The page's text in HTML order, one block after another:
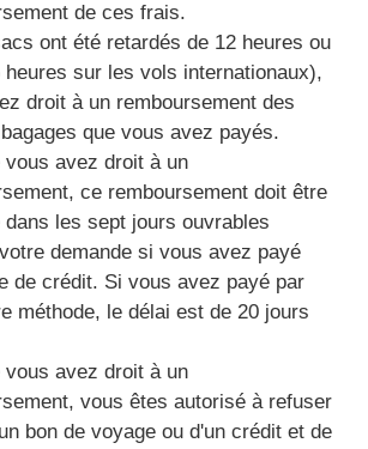
de ces frais.
ont été retardés de 12 heures ou
heures sur les vols internationaux),
droit à un remboursement des
que vous avez payés.
vous avez droit à un
ce remboursement doit être
dans les sept jours ouvrables
demande si vous avez payé
de crédit. Si vous avez payé par
méthode, le délai est de 20 jours
vous avez droit à un
vous êtes autorisé à refuser
bon de voyage ou d'un crédit et de